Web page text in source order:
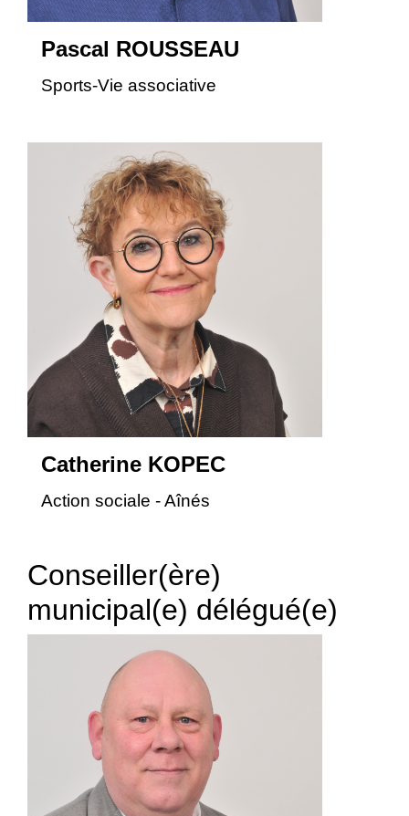
Pascal ROUSSEAU
Sports-Vie associative
Catherine KOPEC
Action sociale - Aînés
Conseiller(ère)
municipal(e) délégué(e)